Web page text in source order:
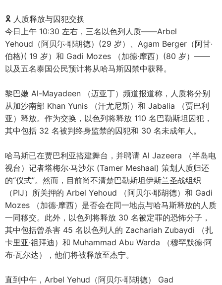
🎗 人质释放与囚犯交换
今日上午 10:30 左右，三名以色列人质——Arbel
Yehoud（阿贝尓·耶胡德）(29 岁）、Agam Berger（阿甘·
伯格)( 19 岁）和 Gadi Mozes （加德·摩西）(80 岁）——
以及五名泰国公民预计将从哈马斯囚禁中获释。
黎巴嫩 Al-Mayadeen （迈亚丁）频道报道称，人质将分别
从加沙南部 Khan Yunis （汗尤尼斯）和 Jabalia （贾巴利
亚）释放。作为交换，以色列将释放 110 名巴勒斯坦囚犯，
其中包括 32 名被判终身监禁的囚犯和 30 名未成年人。
哈马斯已在贾巴利亚搭建舞台，并聘请 Al Jazeera （半岛电
视台）记者塔梅尔·马沙尔 (Tamer Meshaal) 策划人质归还
的“仪式”。然而，目前尚不清楚巴勒斯坦伊斯兰圣战组织
（PIJ）所关押的 Arbel Yehoud （阿贝尓·耶胡德）和 Gadi
Mozes （加德·摩西）是否会在同一地点与哈马斯释放的人质
一同移交。此外，以色列将释放 30 名被定罪的恐怖分子，
其中包括曾杀害 45 名以色列人的 Zachariah Zubaydi （扎
卡里亚·祖拜迪）和 Muhammad Abu Warda （穆罕默德·阿
布·瓦尔达），他们将被释放至杰宁。
直到中午，Arbel Yehud（阿贝尓·耶胡德） Gad